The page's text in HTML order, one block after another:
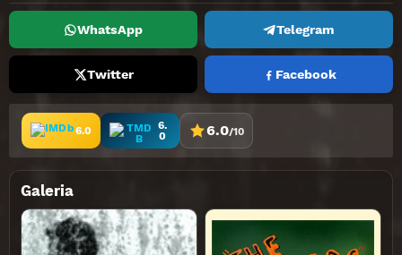
WhatsApp Telegram
Twitter Facebook
6.0
6.
0
6.0/10
Galeria